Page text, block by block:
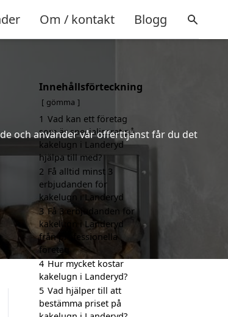
Om / kontakt Blogg
och använder vår offerttjänst får du det
Innehållsförteckning
gömma
1 Vad kan ett företag
som är specialiserat på
kakelugn i Landeryd
hjälpa till med?
2 Få alltid minst 3
erbjudanden för
kakelugn i Landeryd
3 Få 3 erbjudanden för
kakelugn i Landeryd
från professionella
företag
4 Hur mycket kostar
kakelugn i Landeryd?
5 Vad hjälper till att
bestämma priset på